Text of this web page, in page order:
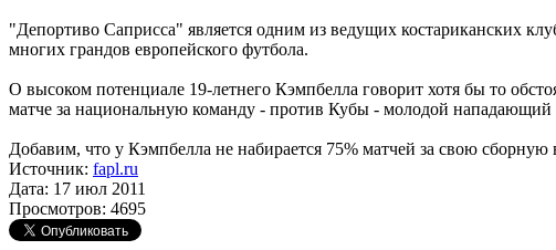
"Депортиво Саприсса" является одним из ведущих костариканских
многих грандов европейского футбола.
О высоком потенциале 19-летнего Кэмпбелла говорит хотя бы то
матче за национальную команду - против Кубы - молодой нападающий
Добавим, что у Кэмпбелла не набирается 75% матчей за свою
Источник: fapl.ru
Дата: 17 июл 2011
Просмотров: 4695